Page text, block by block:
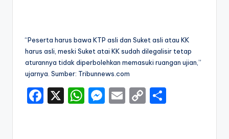
“Peserta harus bawa KTP asli dan Suket asli atau KK
harus asli, meski Suket atai KK sudah dilegalisir tetap
aturannya tidak diperbolehkan memasuki ruangan ujian,”
ujarnya. Sumber: Tribunnews.com
F
X
W M E
C